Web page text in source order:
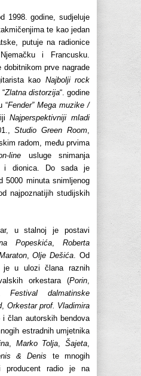
1998. godine, sudjeluje
te kao jedan
putuje na radionice
i Francusku.
dobitnikom prve nagrade
kao Najbolji rock
Zlatna distorzija“. godine
“Fender” Mega muzike /
Najperspektivniji mladi
Studio Green Room,
radom, među prvima
line usluge snimanja
i dionica. Do sada je
5000 minuta snimljenog
najpoznatijih studijskih
u stalnoj je postavi
Popeskića, Roberta
,Olje Dešića. Od
je u ulozi člana raznih
orkestara (Porin,
Festival dalmatinske
, Orkestar prof. Vladimira
član autorskih bendova
estradnih umjetnika
, Marko Tolja,Šajeta,
& Denis te mnogih
producent radio je na